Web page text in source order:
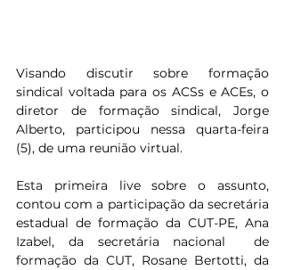
Visando discutir sobre formação
sindical voltada para os ACSs e ACEs, o
diretor de formação sindical, Jorge
Alberto, participou nessa quarta-feira
(5), de uma reunião virtual.
Esta primeira live sobre o assunto,
contou com a participação da secretária
estadual de formação da CUT-PE, Ana
Izabel, da secretária nacional  de
formação da CUT, Rosane Bertotti, da